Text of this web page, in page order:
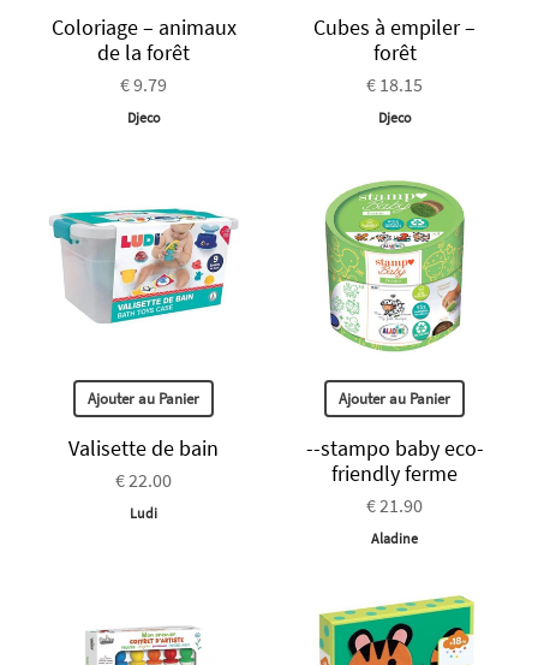
Coloriage – animaux
de la forêt
€ 9.79
Djeco
Cubes à empiler –
forêt
€ 18.15
Djeco
Ajouter au Panier
Valisette de bain
€ 22.00
Ludi
Ajouter au Panier
--stampo baby eco-
friendly ferme
€ 21.90
Aladine